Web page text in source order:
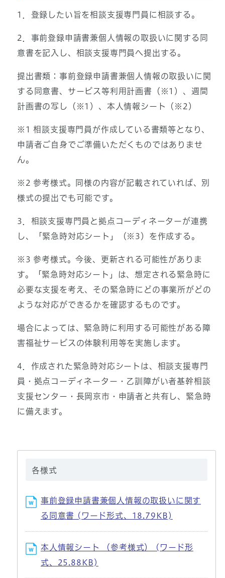
1．登録したい旨を相談支援専門員に相談する。
2．事前登録申請書兼個人情報の取扱いに関する同
意書を記入し、相談支援専門員へ提出する。
提出書類：事前登録申請書兼個人情報の取扱いに関
する同意書、サービス等利用計画書（※1）、週間
計画書の写し（※1）、本人情報シート（※2）
※1 相談支援専門員が作成している書類等となり、
申請者ご自身でご準備いただくものではありませ
ん。
※2 参考様式。同様の内容が記載されていれば、別
様式の提出でも可能です。
3．相談支援専門員と拠点コーディネーターが連携
し、「緊急時対応シート」（※3）を作成する。
※3 参考様式。今後、更新される可能性がありま
す。「緊急時対応シート」は、想定される緊急時に
必要な支援を考え、その緊急時にどの事業所がどの
ような対応ができるかを確認するものです。
場合によっては、緊急時に利用する可能性がある障
害福祉サービスの体験利用等を実施します。
4．作成された緊急時対応シートは、相談支援専門
員・拠点コーディネーター・乙訓障がい者基幹相談
支援センター・長岡京市・申請者と共有し、緊急時
に備えます。
各様式
事前登録申請書兼個人情報の取扱いに関す
る同意書 (ワード形式、18.79KB)
本人情報シート （参考様式） (ワード形
式、25.88KB)